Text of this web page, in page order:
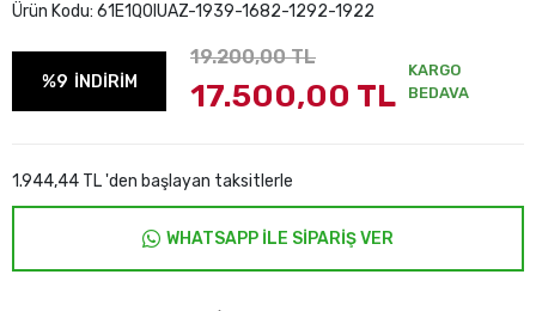
Ürün Kodu: 61E1Q0IUAZ-1939-1682-1292-1922
%9 İNDİRİM
19.200,00 TL
17.500,00 TL
KARGO
BEDAVA
1.944,44 TL 'den başlayan taksitlerle
WHATSAPP İLE SİPARİŞ VER